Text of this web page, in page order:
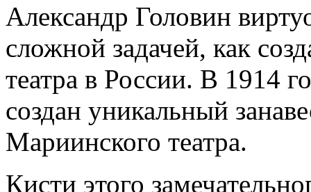
Александр Головин
сложной задачей, как
театра в России. В 1914
создан уникальный
Мариинского театра.
Кисти этого